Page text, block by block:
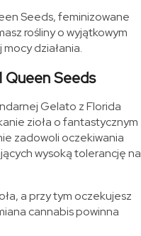
Seeds, feminizowane
rośliny o wyjątkowym
działania.
Queen Seeds
Gelato z Florida
zioła o fantastycznym
zadowoli oczekiwania
wysoką tolerancję na
a przy tym oczekujesz
cannabis powinna